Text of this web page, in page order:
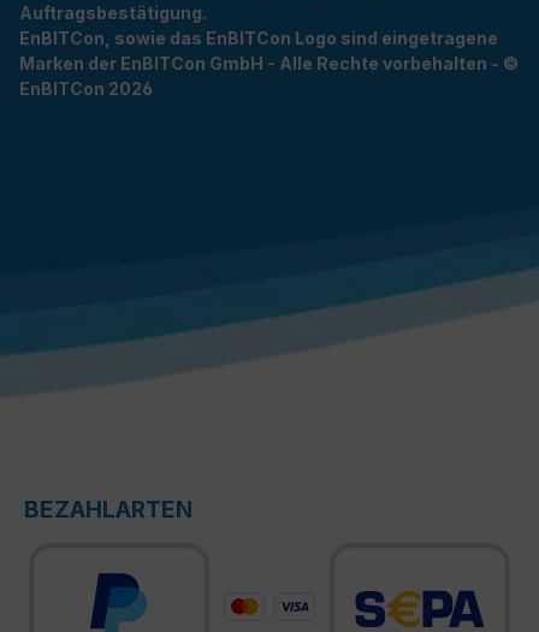
Auftragsbestätigung.
EnBITCon, sowie das EnBITCon Logo sind eingetragene
Marken der EnBITCon GmbH - Alle Rechte vorbehalten - ©
EnBITCon 2026
BEZAHLARTEN